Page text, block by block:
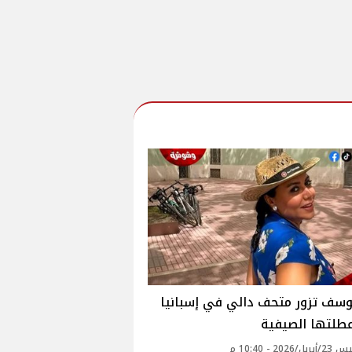
يوسف تزور متحف دالي في إسبانيا
الصيفية